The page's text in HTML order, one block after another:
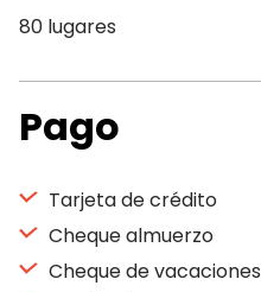
80 lugares
Pago
Tarjeta de crédito
Cheque almuerzo
Cheque de vacaciones